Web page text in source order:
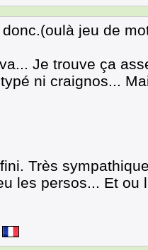
jeu de
Je trouve ça
ni craignos...
Très
les persos... Et ou